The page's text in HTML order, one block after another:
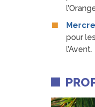
pour
l’Avent.